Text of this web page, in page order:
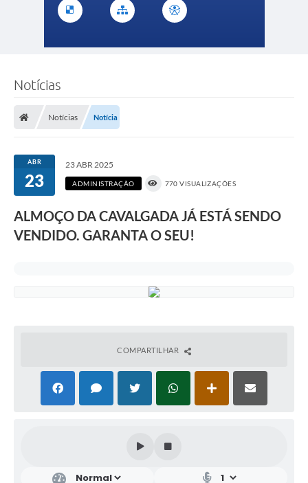
Notícias
Notícias Notícia
ABR
23
23 ABR 2025
ADMINISTRAÇÃO 770 VISUALIZAÇÕES
ALMOÇO DA CAVALGADA JÁ ESTÁ SENDO
VENDIDO. GARANTA O SEU!
COMPARTILHAR